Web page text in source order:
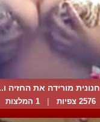
חנונית מורידה את החזיה
2576 צפיות | 1 המלצות